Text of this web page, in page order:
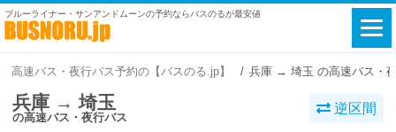
ブルーライナー・サンアンドムーンの予約ならバスのるが最安値
高速バス・夜行バス予約の【バスのる.jp】 兵庫 → 埼玉 の高速バス・
兵庫 → 埼玉
の高速バス・夜行バス
逆区間